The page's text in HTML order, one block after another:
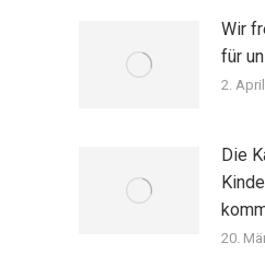
Wir
für
2.
Die
20.